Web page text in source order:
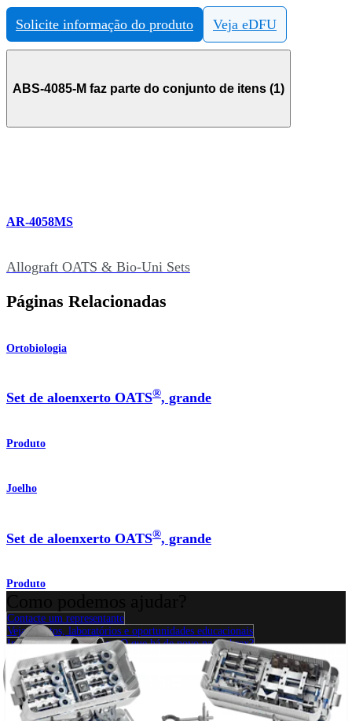
Solicite informação do produto Veja eDFU
ABS-4085-M faz parte do conjunto de itens (1)
AR-4058MS
Allograft OATS & Bio-Uni Sets
Páginas Relacionadas
Ortobiologia
Set de aloenxerto OATS®, grande
Produto
Joelho
Set de aloenxerto OATS®, grande
Produto
Contacte um representante
Veja eventos, laboratórios e oportunidades educacionais
Inscreva-se para receber: O que há de novo na Arthrex?
Conecte-se conosco